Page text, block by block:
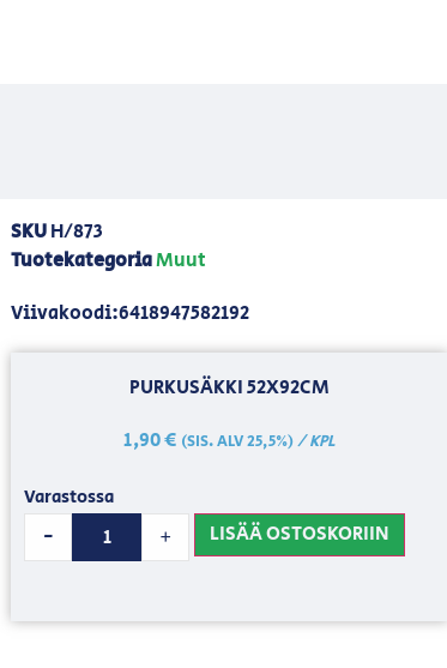
SKUH/873
TuotekategoriaMuut
Viivakoodi:6418947582192
PURKUSÄKKI 52X92CM
1,90€ (SIS. ALV 25,5%)/ KPL
Varastossa
- + LISÄÄ OSTOSKORIIN